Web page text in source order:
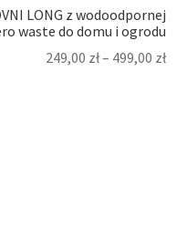
LONG z wodoodpornej
waste do domu i ogrodu
249,00 zł– 499,00 zł